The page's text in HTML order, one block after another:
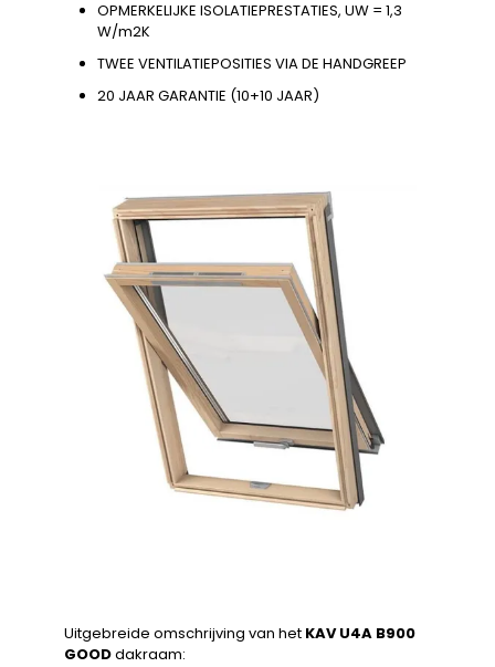
OPMERKELIJKE ISOLATIEPRESTATIES, UW = 1,3
W/m2K
TWEE VENTILATIEPOSITIES VIA DE HANDGREEP
20 JAAR GARANTIE (10+10 JAAR)
Uitgebreide omschrijving van het KAV U4A B900
GOODdakraam: